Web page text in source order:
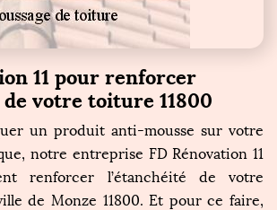
11 pour renforcer
de votre toiture 11800
un produit anti-mousse sur votre
notre entreprise FD Rénovation 11
renforcer l’étanchéité de votre
de Monze 11800. Et pour ce faire,